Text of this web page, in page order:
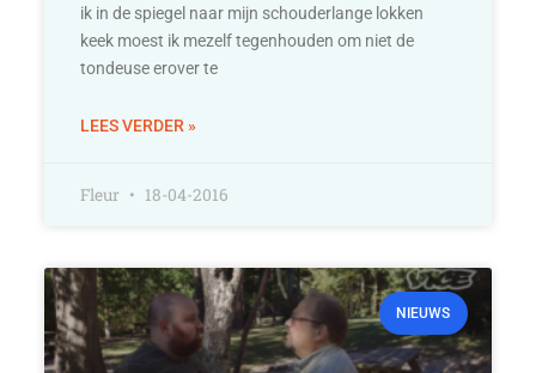
ik in de spiegel naar mijn schouderlange lokken
keek moest ik mezelf tegenhouden om niet de
tondeuse erover te
LEES VERDER »
Fleur 18-04-2016
NIEUWS